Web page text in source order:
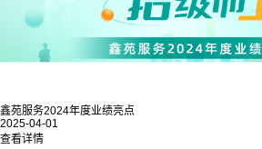
鑫苑服务2024年度业绩亮点
2025-04-01
查看详情